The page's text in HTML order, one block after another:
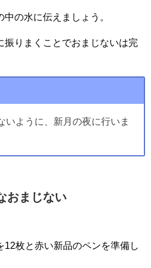
の水に伝えましょう。
振りまくことでおまじないは完
いように、新月の夜に行いま
おまじない
12枚と赤い新品のペンを準備し